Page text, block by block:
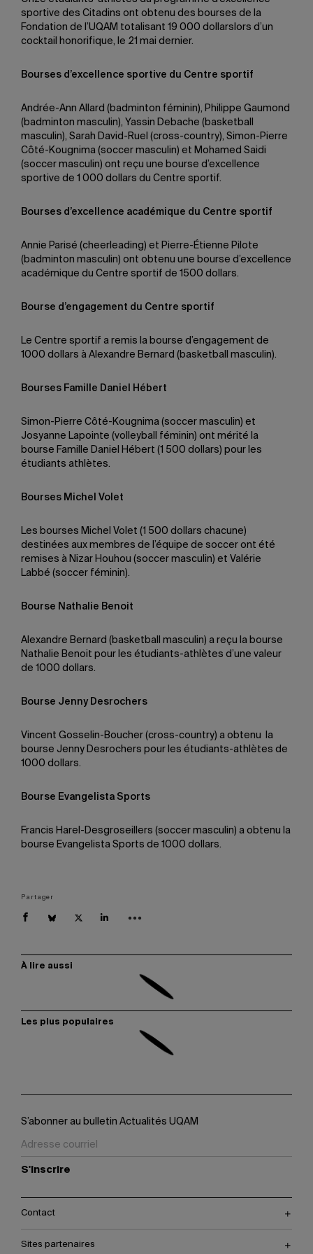
sportive des Citadins ont obtenu des bourses de la
Fondation de l’UQAM totalisant 19 000 dollarslors d’un
cocktail honorifique, le 21 mai dernier.
Bourses d’excellence sportive du Centre sportif
Andrée-Ann Allard (badminton féminin), Philippe Gaumond
(badminton masculin), Yassin Debache (basketball
masculin), Sarah David-Ruel (cross-country), Simon-Pierre
Côté-Kougnima (soccer masculin) et Mohamed Saidi
(soccer masculin) ont reçu une bourse d’excellence
sportive de 1 000 dollars du Centre sportif.
Bourses d’excellence académique du Centre sportif
Annie Parisé (cheerleading) et Pierre-Étienne Pilote
(badminton masculin) ont obtenu une bourse d’excellence
académique du Centre sportif de 1500 dollars.
Bourse d’engagement du Centre sportif
Le Centre sportif a remis la bourse d’engagement de
1000 dollars à Alexandre Bernard (basketball masculin).
Bourses Famille Daniel Hébert
Simon-Pierre Côté-Kougnima (soccer masculin) et
Josyanne Lapointe (volleyball féminin) ont mérité la
bourse Famille Daniel Hébert (1 500 dollars) pour les
étudiants athlètes.
Bourses Michel Volet
Les bourses Michel Volet (1 500 dollars chacune)
destinées aux membres de l’équipe de soccer ont été
remises à Nizar Houhou (soccer masculin) et Valérie
Labbé (soccer féminin).
Bourse Nathalie Benoit
Alexandre Bernard (basketball masculin) a reçu la bourse
Nathalie Benoit pour les étudiants-athlètes d’une valeur
de 1000 dollars.
Bourse Jenny Desrochers
Vincent Gosselin-Boucher (cross-country) a obtenu la
bourse Jenny Desrochers pour les étudiants-athlètes de
1000 dollars.
Bourse Evangelista Sports
Francis Harel-Desgroseillers (soccer masculin) a obtenu la
bourse Evangelista Sports de 1000 dollars.
Partager
À lire aussi
Les plus populaires
S’abonner au bulletin Actualités UQAM
S'inscrire
Contact
Sites partenaires